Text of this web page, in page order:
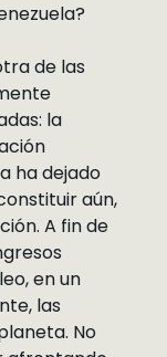
de las
la
ha dejado
aún,
A fin de
en un
las
No